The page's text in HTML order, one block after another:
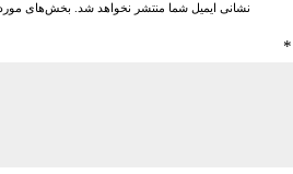
نشانی ایمیل شما منتشر نخواهد شد. بخش‌های
*